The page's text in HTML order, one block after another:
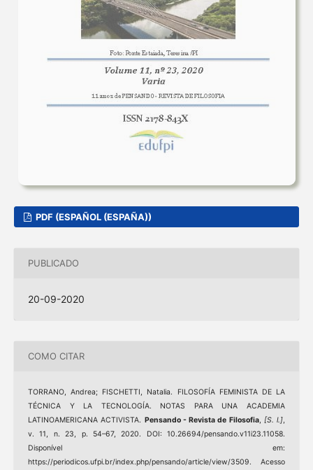
PDF (ESPAÑOL (ESPAÑA))
PUBLICADO
20-09-2020
COMO CITAR
TORRANO, Andrea; FISCHETTI, Natalia. FILOSOFÍA FEMINISTA DE LA
TÉCNICA Y LA TECNOLOGÍA. NOTAS PARA UNA ACADEMIA
LATINOAMERICANA ACTIVISTA. Pensando - Revista de Filosofia, [S. l.]
v. 11, n. 23, p. 54–67, 2020. DOI: 10.26694/pensando.v11i23.11058.
Disponível em:
https://periodicos.ufpi.br/index.php/pensando/article/view/3509. Acesso